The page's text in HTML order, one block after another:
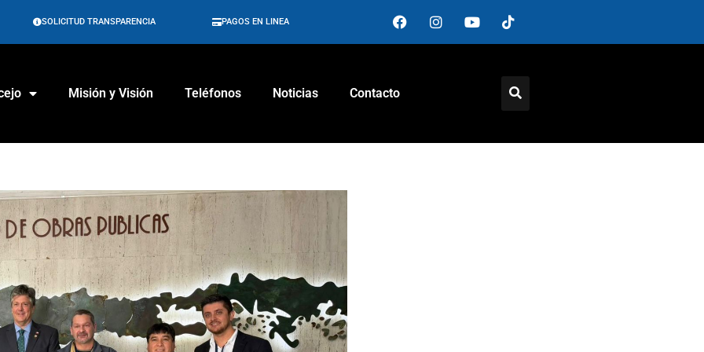
SOLICITUD TRANSPARENCIA PAGOS EN LINEA
Misión y Visión Teléfonos Noticias Contacto